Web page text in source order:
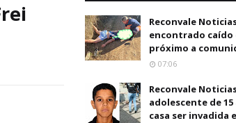
Reconvale
encontrado caído
próximo a
07:06
Reconvale Noticias
adolescente de
casa ser invadida